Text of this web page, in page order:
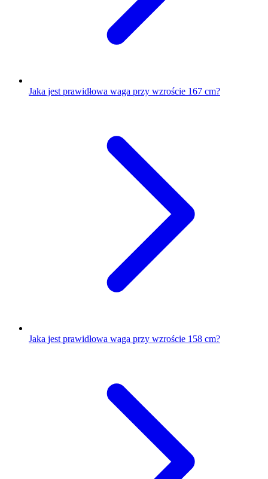
Jaka jest prawidłowa waga przy wzroście 167 cm?
Jaka jest prawidłowa waga przy wzroście 158 cm?